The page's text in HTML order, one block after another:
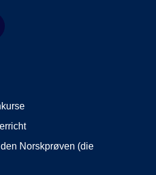
Norskprøven (die